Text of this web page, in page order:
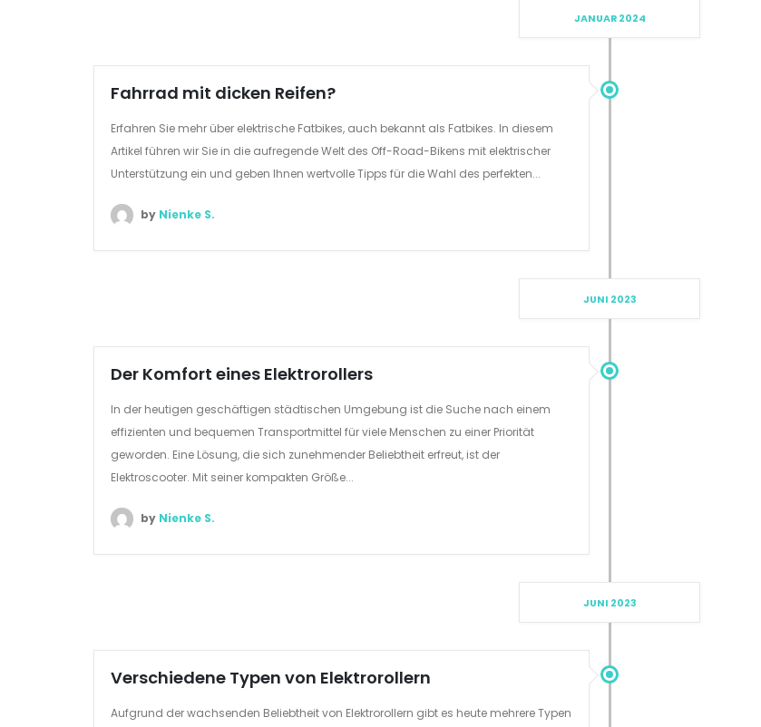
JANUAR 2024
Fahrrad mit dicken Reifen?
Erfahren Sie mehr über elektrische Fatbikes, auch bekannt als Fatbikes. In diesem
Artikel führen wir Sie in die aufregende Welt des Off-Road-Bikens mit elektrischer
Unterstützung ein und geben Ihnen wertvolle Tipps für die Wahl des perfekten...
by Nienke S.
JUNI 2023
Der Komfort eines Elektrorollers
In der heutigen geschäftigen städtischen Umgebung ist die Suche nach einem
effizienten und bequemen Transportmittel für viele Menschen zu einer Priorität
geworden. Eine Lösung, die sich zunehmender Beliebtheit erfreut, ist der
Elektroscooter. Mit seiner kompakten Größe...
by Nienke S.
JUNI 2023
Verschiedene Typen von Elektrorollern
Aufgrund der wachsenden Beliebtheit von Elektrorollern gibt es heute mehrere Typen